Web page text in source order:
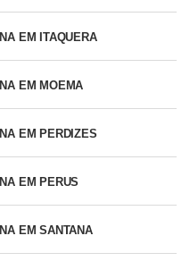
EM ITAQUERA
EM MOEMA
EM PERDIZES
EM PERUS
EM SANTANA